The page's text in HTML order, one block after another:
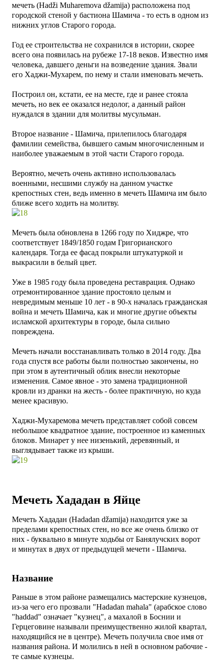
мечеть (Hadži Muharemova džamija) расположена под
городской стеной у бастиона Шамича - то есть в одном из
нижних углов Старого города.
Год ее строительства не сохранился в истории, скорее
всего она появилась на рубеже 17-18 веков. Известно имя
человека, давшего деньги на возведение здания. Звали
его Хаджи-Мухарем, по нему и стали именовать мечеть.
Построил он, кстати, ее на месте, где и ранее стояла
мечеть, но век ее оказался недолог, а данный район
нуждался в здании для молитвы мусульман.
Второе название - Шамича, прилепилось благодаря
фамилии семейства, бывшего самым многочисленным и
наиболее уважаемым в этой части Старого города.
Вероятно, мечеть очень активно использовалась
военными, несшими службу на данном участке
крепостных стен, ведь именно в мечеть Шамича им было
ближе всего ходить на молитву.
Мечеть была обновлена в 1266 году по Хиджре, что
соответствует 1849/1850 годам Григорианского
календаря. Тогда ее фасад покрыли штукатуркой и
выкрасили в белый цвет.
Уже в 1985 году была проведена реставрация. Однако
отремонтированное здание простояло целым и
невредимым меньше 10 лет - в 90-х началась гражданская
война и мечеть Шамича, как и многие другие объекты
исламской архитектуры в городе, была сильно
повреждена.
Мечеть начали восстанавливать только в 2014 году. Два
года спустя все работы были полностью закончены, но
при этом в аутентичный облик внесли некоторые
изменения. Самое явное - это замена традиционной
кровли из дранки на жесть - более практичную, но куда
менее красивую.
Хаджи-Мухаремова мечеть представляет собой совсем
небольшое квадратное здание, построенное из каменных
блоков. Минарет у нее низенький, деревянный, и
выглядывает также из крыши.
Мечеть Хададан в Яйце
Мечеть Хададан (Hadadan džamija) находится уже за
пределами крепостных стен, но все же очень близко от
них - буквально в минуте ходьбы от Банялучских ворот
и минутах в двух от предыдущей мечети - Шамича.
Название
Раньше в этом районе размещались мастерские кузнецов,
из-за чего его прозвали "Hadadan mahala" (арабское слово
"haddad" означает "кузнец", а махалой в Боснии и
Герцеговине называли преимущественно жилой квартал,
находящийся не в центре). Мечеть получила свое имя от
названия района. И молились в ней в основном рабочие -
те самые кузнецы.